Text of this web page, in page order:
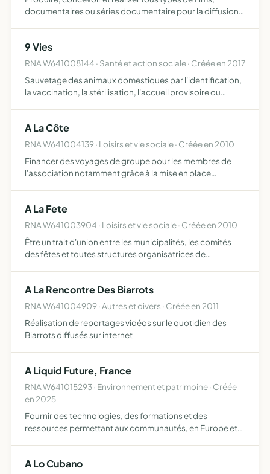
documentaires ou séries documentaire pour la diffusion
cet …
9 Vies
RNA W641008144 · Santé et action sociale · Créée en 2017
Sauvetage des animaux domestiques par l'identification,
la vaccination, la stérilisation, l'accueil provisoire ou
A La Côte
RNA W641004139 · Loisirs et vie sociale · Créée en 2010
Financer des voyages de groupe pour les membres de
l'association notamment grâce à la mise en place
A La Fete
RNA W641003904 · Loisirs et vie sociale · Créée en 2010
Être un trait d'union entre les municipalités, les comités
des fêtes et toutes structures organisatrices de
A La Rencontre Des Biarrots
RNA W641004909 · Autres et divers · Créée en 2011
Réalisation de reportages vidéos sur le quotidien des
Biarrots diffusés sur internet
A Liquid Future, France
RNA W641015293 · Environnement et patrimoine · Créée
en 2025
Fournir des technologies, des formations et des
ressources permettant aux communautés, en Europe et
A Lo Cubano